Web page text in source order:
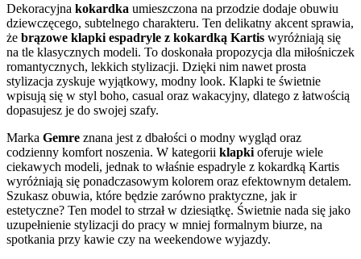
Dekoracyjna kokardka umieszczona na przodzie dodaje obuwiu
dziewczęcego, subtelnego charakteru. Ten delikatny akcent sprawia,
że brązowe klapki espadryle z kokardką Kartis wyróżniają się
na tle klasycznych modeli. To doskonała propozycja dla miłośniczek
romantycznych, lekkich stylizacji. Dzięki nim nawet prosta
stylizacja zyskuje wyjątkowy, modny look. Klapki te świetnie
wpisują się w styl boho, casual oraz wakacyjny, dlatego z łatwością
dopasujesz je do swojej szafy.
Marka Gemre znana jest z dbałości o modny wygląd oraz
codzienny komfort noszenia. W kategorii klapki oferuje wiele
ciekawych modeli, jednak to właśnie espadryle z kokardką Kartis
wyróżniają się ponadczasowym kolorem oraz efektownym detalem.
Szukasz obuwia, które będzie zarówno praktyczne, jak ir
estetyczne? Ten model to strzał w dziesiątkę. Świetnie nada się jako
uzupełnienie stylizacji do pracy w mniej formalnym biurze, na
spotkania przy kawie czy na weekendowe wyjazdy.